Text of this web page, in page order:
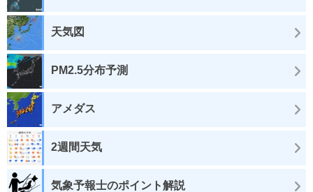
天気図
PM2.5分布予測
アメダス
2週間天気
気象予報士のポイント解説